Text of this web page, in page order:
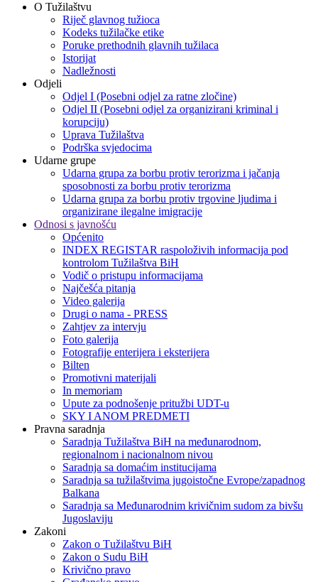
O Tužilaštvu
Riječ glavnog tužioca
Kodeks tužilačke etike
Poruke prethodnih glavnih tužilaca
Istorijat
Nadležnosti
Odjeli
Odjel I (Posebni odjel za ratne zločine)
Odjel II (Posebni odjel za organizirani kriminal i
korupciju)
Uprava Tužilaštva
Podrška svjedocima
Udarne grupe
Udarna grupa za borbu protiv terorizma i jačanja
sposobnosti za borbu protiv terorizma
Udarna grupa za borbu protiv trgovine ljudima i
organizirane ilegalne imigracije
Odnosi s javnošću
Općenito
INDEX REGISTAR raspoloživih informacija pod
kontrolom Tužilaštva BiH
Vodič o pristupu informacijama
Najčešća pitanja
Video galerija
Drugi o nama - PRESS
Zahtjev za intervju
Foto galerija
Fotografije enterijera i eksterijera
Bilten
Promotivni materijali
In memoriam
Upute za podnošenje pritužbi UDT-u
SKY I ANOM PREDMETI
Pravna saradnja
Saradnja Tužilaštva BiH na međunarodnom,
regionalnom i nacionalnom nivou
Saradnja sa domaćim institucijama
Saradnja sa tužilaštvima jugoistočne Evrope/zapadnog
Balkana
Saradnja sa Međunarodnim krivičnim sudom za bivšu
Jugoslaviju
Zakoni
Zakon o Тužilaštvu BiH
Zakon o Sudu BiH
Krivično pravo